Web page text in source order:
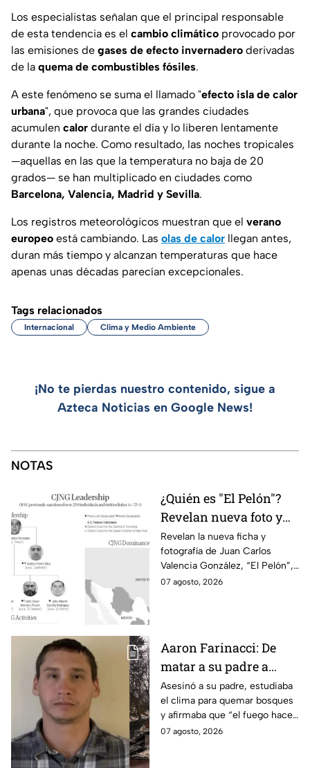
Los especialistas señalan que el principal responsable
de esta tendencia es el cambio climático provocado por
las emisiones de gases de efecto invernadero derivadas
de la quema de combustibles fósiles.
A este fenómeno se suma el llamado "efecto isla de calor
urbana", que provoca que las grandes ciudades
acumulen calor durante el día y lo liberen lentamente
durante la noche. Como resultado, las noches tropicales
—aquellas en las que la temperatura no baja de 20
grados— se han multiplicado en ciudades como
Barcelona, Valencia, Madrid y Sevilla.
Los registros meteorológicos muestran que el verano
europeo está cambiando. Las olas de calor llegan antes,
duran más tiempo y alcanzan temperaturas que hace
apenas unas décadas parecían excepcionales.
Tags relacionados
Internacional Clima y Medio Ambiente
¡No te pierdas nuestro contenido, sigue a
Azteca Noticias en Google News!
NOTAS
¿Quién es "El Pelón"?
Revelan nueva foto y
ficha por líder del CJNG
Revelan la nueva ficha y
fotografía de Juan Carlos
Valencia González, “El Pelón”,
como el nuevo líder del CJNG
07 agosto, 2026
Aaron Farinacci: De
matar a su padre a
provocar incendios
forestales
Asesinó a su padre, estudiaba
el clima para quemar bosques
y afirmaba que “el fuego hace
renacer las cosas”. Esta es la
07 agosto, 2026